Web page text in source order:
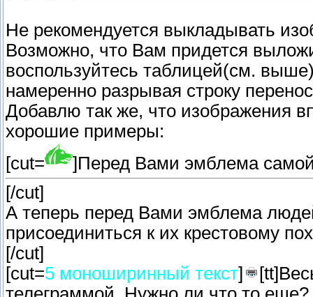
Не рекомендуется выкладывать
Возможно, что Вам придется
воспользуйтесь таблицей(см.
намеренно разрывая строку
Добавлю так же, что изображения
хорошие примеры:
[cut=
]Перед Вами эмблема
[/cut]
А теперь перед Вами эмблема
присоединиться к их крестовому
[/cut]
[cut=5 моноширинный текст]